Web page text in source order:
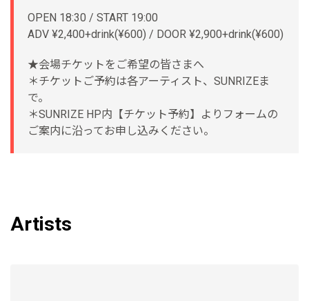
OPEN 18:30 / START 19:00
ADV ¥2,400+drink(¥600) / DOOR ¥2,900+drink(¥600)
★会場チケットをご希望の皆さまへ
＊チケットご予約は各アーティスト、SUNRIZEま
で。
＊SUNRIZE HP内【チケット予約】よりフォームの
ご案内に沿ってお申し込みください。
Artists